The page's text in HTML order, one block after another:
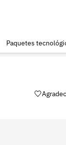
Paquetes